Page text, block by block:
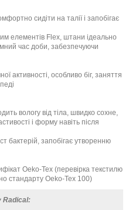
сидіти на талії і запобігає
елементів Flex, штани ідеально
час доби, забезпечуючи
активності, особливо біг, заняття
вологу від тіла, швидко сохне,
і форму навіть після
бактерій, запобігає утворенню
Oeko-Tex (перевірка текстилю
стандарту Oeko-Tex 100)
Radical: